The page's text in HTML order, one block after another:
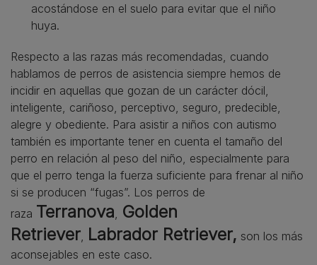
acostándose en el suelo para evitar que el niño
huya.
Respecto a las razas más recomendadas, cuando
hablamos de perros de asistencia siempre hemos de
incidir en aquellas que gozan de un carácter dócil,
inteligente, cariñoso, perceptivo, seguro, predecible,
alegre y obediente. Para asistir a niños con autismo
también es importante tener en cuenta el tamaño del
perro en relación al peso del niño, especialmente para
que el perro tenga la fuerza suficiente para frenar al niño
si se producen “fugas”. Los perros de
raza Terranova Golden
Retriever Labrador Retriever, son los más
aconsejables en este caso.